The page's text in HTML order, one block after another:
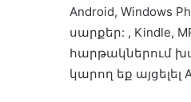
Android, Windows
սարքեր: , Kindle,
հարթակներում
կարող եք այցելել